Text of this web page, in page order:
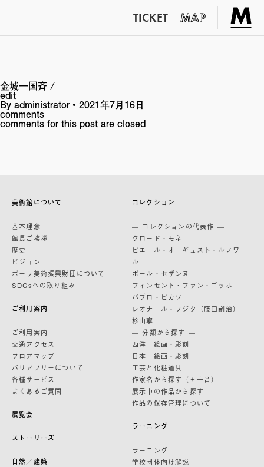
TICKET MAP
金城一国斉 /
edit
By administrator • 2021年7月16日
comments
comments for this post are closed
美術館について
基本理念
館長ご挨拶
歴史
ビジョン
ポーラ美術振興財団について
SDGsへの取り組み
ご利用案内
ご利用案内
交通アクセス
フロアマップ
バリアフリーについて
各種サービス
よくあるご質問
展覧会
ストーリーズ
自然／建築
コレクション
— コレクションの代表作 —
クロード・モネ
ピエール・オーギュスト・ルノワー
ル
ポール・セザンヌ
フィンセント・ファン・ゴッホ
パブロ・ピカソ
レオナール・フジタ（藤田嗣治）
杉山寧
— 分類から探す —
西洋 絵画・彫刻
日本 絵画・彫刻
工芸と化粧道具
作家名から探す（五十音）
展示中の作品から探す
作品の保存管理について
ラーニング
ラーニング
学校団体向け解説